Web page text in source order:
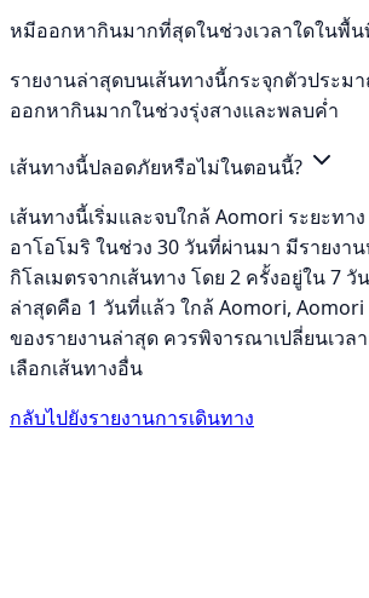
หมีออกหากินมากที่สุดในช่วงเวลาใดในพื้น
รายงานล่าสุดบนเส้นทางนี้กระจุกตัวประม
ออกหากินมากในช่วงรุ่งสางและพลบค่ำ
เส้นทางนี้ปลอดภัยหรือไม่ในตอนนี้?
เส้นทางนี้เริ่มและจบใกล้ Aomori ระยะทา
อาโอโมริ ในช่วง 30 วันที่ผ่านมา มีรายงา
กิโลเมตรจากเส้นทาง โดย 2 ครั้งอยู่ใน 7 วั
ล่าสุดคือ 1 วันที่แล้ว ใกล้ Aomori,
ของรายงานล่าสุด ควรพิจารณาเปลี่ยนเวล
เลือกเส้นทางอื่น
กลับไปยังรายงานการเดินทาง